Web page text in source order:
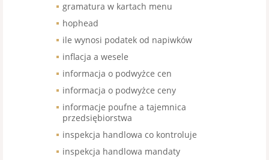
gramatura w kartach menu
hophead
ile wynosi podatek od napiwków
inflacja a wesele
informacja o podwyżce cen
informacja o podwyżce ceny
informacje poufne a tajemnica
przedsiębiorstwa
inspekcja handlowa co kontroluje
inspekcja handlowa mandaty